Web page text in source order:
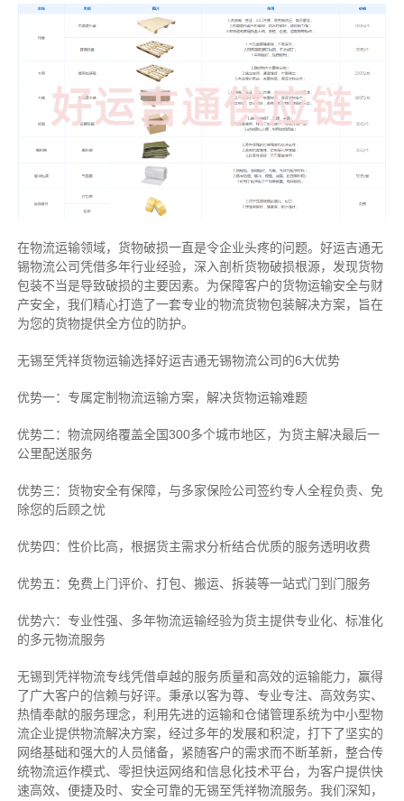
在物流运输领域，货物破损一直是令企业头疼的问题。好运吉通无
锡物流公司凭借多年行业经验，深入剖析货物破损根源，发现货物
包装不当是导致破损的主要因素。为保障客户的货物运输安全与财
产安全，我们精心打造了一套专业的物流货物包装解决方案，旨在
为您的货物提供全方位的防护。
无锡至凭祥货物运输选择好运吉通无锡物流公司的6大优势
优势一：专属定制物流运输方案，解决货物运输难题
优势二：物流网络覆盖全国300多个城市地区，为货主解决最后一
公里配送服务
优势三：货物安全有保障，与多家保险公司签约专人全程负责、免
除您的后顾之忧
优势四：性价比高，根据货主需求分析结合优质的服务透明收费
优势五：免费上门评价、打包、搬运、拆装等一站式门到门服务
优势六：专业性强、多年物流运输经验为货主提供专业化、标准化
的多元物流服务
无锡到凭祥物流专线凭借卓越的服务质量和高效的运输能力，赢得
了广大客户的信赖与好评。 秉承以客为尊、专业专注、高效务实、
热情奉献的服务理念，利用先进的运输和仓储管理系统为中小型物
流企业提供物流解决方案，经过多年的发展和积淀，打下了坚实的
网络基础和强大的人员储备，紧随客户的需求而不断革新，整合传
统物流运作模式、零担快运网络和信息化技术平台，为客户提供快
速高效、便捷及时、安全可靠的无锡至凭祥物流服务。 我们深知，